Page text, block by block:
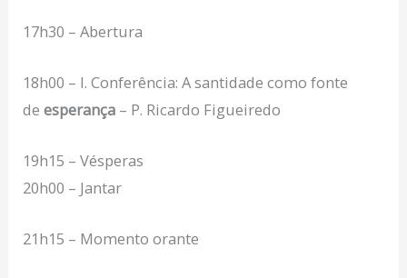
17h30 – Abertura
18h00 – I. Conferência: A santidade como fonte
deesperança – P. Ricardo Figueiredo
19h15 – Vésperas
20h00 – Jantar
21h15 – Momento orante